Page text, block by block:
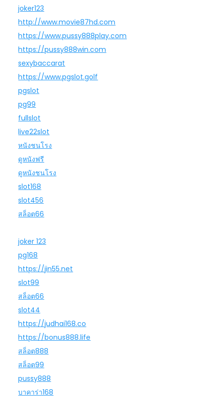
joker123
http://www.movie87hd.com
https://www.pussy888play.com
https://pussy888win.com
sexybaccarat
https://www.pgslot.golf
pgslot
pg99
fullslot
live22slot
หนังชนโรง
ดูหนังฟรี
ดูหนังชนโรง
slot168
slot456
สล็อต66
joker 123
pg168
https://jin55.net
slot99
สล็อต66
slot44
https://judhai168.co
https://bonus888.life
สล็อต888
สล็อต99
pussy888
บาคาร่า168